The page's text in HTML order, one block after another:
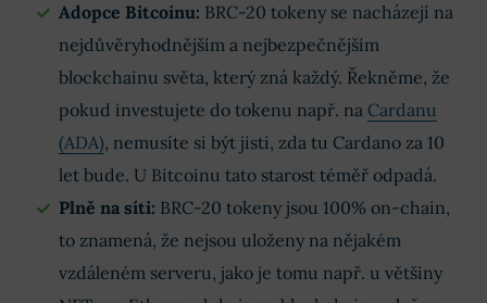
Adopce Bitcoinu: BRC-20 tokeny se nacházejí na
nejdůvěryhodnějším a nejbezpečnějším
blockchainu světa, který zná každý. Řekněme, že
pokud investujete do tokenu např. na Cardanu
(ADA), nemusíte si být jisti, zda tu Cardano za 10
let bude. U Bitcoinu tato starost téměř odpadá.
Plně na síti: BRC-20 tokeny jsou 100% on-chain,
to znamená, že nejsou uloženy na nějakém
vzdáleném serveru, jako je tomu např. u většiny